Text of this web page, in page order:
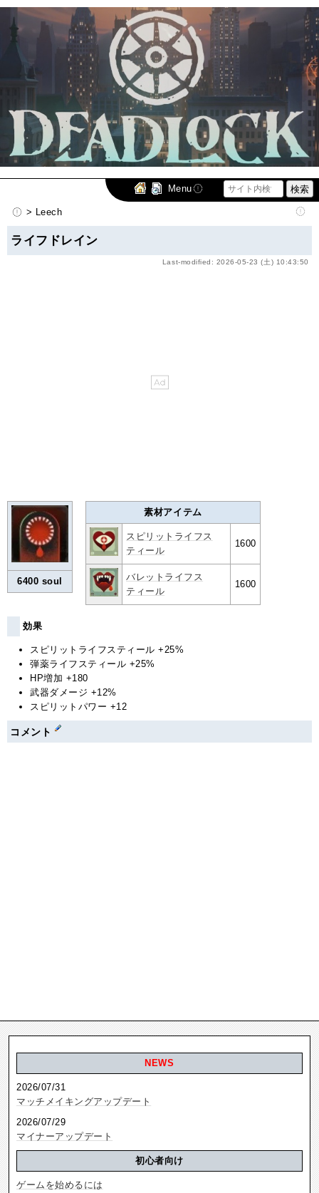
Menu
> Leech
ライフドレイン
Last-modified: 2026-05-23 (土) 10:43:50
6400 soul
素材アイテム
スピリットライフス
ティール
1600
バレットライフス
ティール
1600
効果
スピリットライフスティール +25%
弾薬ライフスティール +25%
HP増加 +180
武器ダメージ +12%
スピリットパワー +12
コメント
NEWS
2026/07/31
マッチメイキングアップデート
2026/07/29
マイナーアップデート
初心者向け
ゲームを始めるには